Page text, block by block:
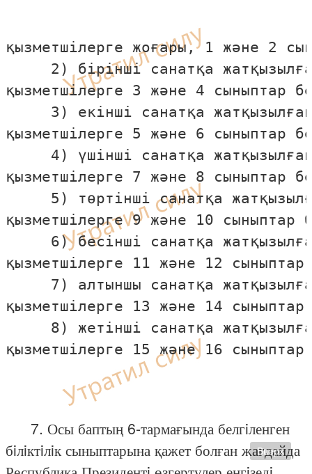
қызметшiлерге жоғары, 1 және 2
2) бiрiншi санатқа
қызметшiлерге 3 және 4 сыныптар
3) екiншi санатқа
қызметшiлерге 5 және 6 сыныптар
4) үшiншi санатқа
қызметшiлерге 7 және 8 сыныптар
5) төртiншi санатқа
қызметшiлерге 9 және 10
6) бесiншi санатқа
қызметшiлерге 11 және 12
7) алтыншы санатқа
қызметшiлерге 13 және 14
8) жетiншi санатқа
қызметшiлерге 15 және 16
7. Осы баптың 6-тармағында белгiленген
бiлiктiлiк сыныптарына қажет болған жағдайда
Вверх